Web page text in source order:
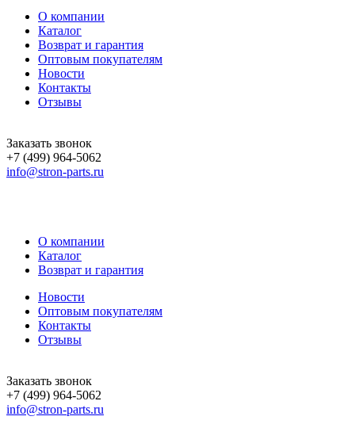
О компании
Каталог
Возврат и гарантия
Оптовым покупателям
Новости
Контакты
Отзывы
Заказать звонок
+7 (499) 964-5062
info@stron-parts.ru
О компании
Каталог
Возврат и гарантия
Новости
Оптовым покупателям
Контакты
Отзывы
Заказать звонок
+7 (499) 964-5062
info@stron-parts.ru